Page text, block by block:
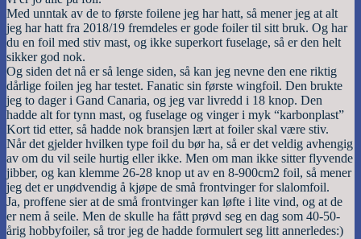
Med unntak av de to første foilene jeg har hatt, så mener jeg at alt
jeg har hatt fra 2018/19 fremdeles er gode foiler til sitt bruk. Og har
du en foil med stiv mast, og ikke superkort fuselage, så er den helt
sikker god nok.
Og siden det nå er så lenge siden, så kan jeg nevne den ene riktig
dårlige foilen jeg har testet. Fanatic sin første wingfoil. Den brukte
jeg to dager i Gand Canaria, og jeg var livredd i 18 knop. Den
hadde alt for tynn mast, og fuselage og vinger i myk “karbonplast”
Kort tid etter, så hadde nok bransjen lært at foiler skal være stiv.
Når det gjelder hvilken type foil du bør ha, så er det veldig avhengig
av om du vil seile hurtig eller ikke. Men om man ikke sitter flyvende
jibber, og kan klemme 26-28 knop ut av en 8-900cm2 foil, så mener
jeg det er unødvendig å kjøpe de små frontvinger for slalomfoil.
Ja, proffene sier at de små frontvinger kan løfte i lite vind, og at de
er nem å seile. Men de skulle ha fått prøvd seg en dag som 40-50-
årig hobbyfoiler, så tror jeg de hadde formulert seg litt annerledes:)